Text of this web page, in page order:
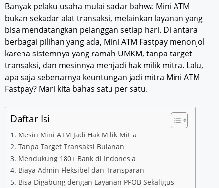
Banyak pelaku usaha mulai sadar bahwa Mini ATM
bukan sekadar alat transaksi, melainkan layanan yang
bisa mendatangkan pelanggan setiap hari. Di antara
berbagai pilihan yang ada, Mini ATM Fastpay menonjol
karena sistemnya yang ramah UMKM, tanpa target
transaksi, dan mesinnya menjadi hak milik mitra. Lalu,
apa saja sebenarnya keuntungan jadi mitra Mini ATM
Fastpay? Mari kita bahas satu per satu.
Daftar Isi
1. Mesin Mini ATM Jadi Hak Milik Mitra
2. Tanpa Target Transaksi Bulanan
3. Mendukung 180+ Bank di Indonesia
4. Biaya Admin Fleksibel dan Transparan
5. Bisa Digabung dengan Layanan PPOB Sekaligus